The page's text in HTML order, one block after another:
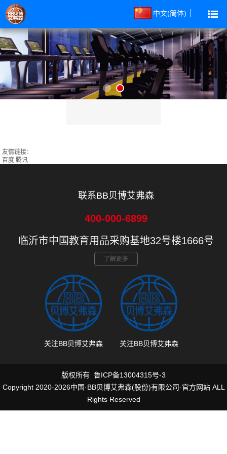
中文(简体)
友情链接：
百度 腾讯
联系BB贝博艾弗森
400-000-6899
临沂市中国教育用品采购基地32号楼1666号
了解更多
关注BB贝博艾弗森 关注BB贝博艾弗森
版权所有 鲁ICP备13004315号-3
Copyright 2020-2026中国·BB贝博艾弗森(股份)有限公司-官方网站 ALL
Rights Reserved